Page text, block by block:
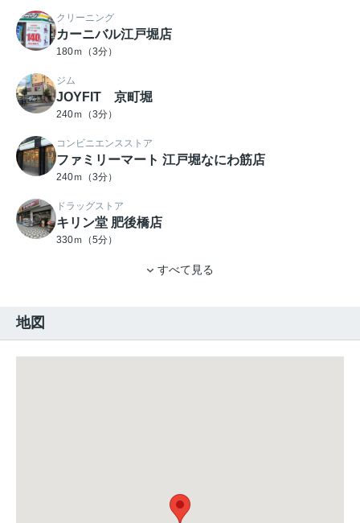
クリーニング
カーニバル江戸堀店
180ｍ（3分）
ジム
JOYFIT 京町堀
240ｍ（3分）
コンビニエンスストア
ファミリーマート 江戸堀なにわ筋店
240ｍ（3分）
ドラッグストア
キリン堂 肥後橋店
330ｍ（5分）
すべて見る
地図